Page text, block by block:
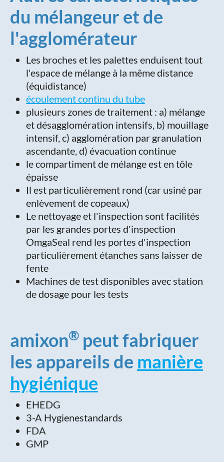
du mélangeur et de
l'agglomérateur
Les broches et les palettes enduisent tout
l'espace de mélange à la même distance
(équidistance)
écoulement continu du tube
plusieurs zones de traitement : a) mélange
et désagglomération intensifs, b) mouillage
intensif, c) agglomération par granulation
ascendante, d) évacuation continue
le compartiment de mélange est en tôle
épaisse
Il est particulièrement rond (car usiné par
enlèvement de copeaux)
Le nettoyage et l'inspection sont facilités
par les grandes portes d'inspection
OmgaSeal rend les portes d'inspection
particulièrement étanches sans laisser de
fente
Machines de test disponibles avec station
de dosage pour les tests
amixon® peut fabriquer
les appareils de manière
hygiénique
EHEDG
3-A Hygienestandards
FDA
GMP